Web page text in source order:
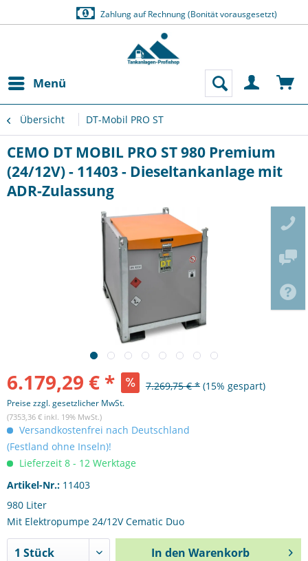
Zahlung auf Rechnung (Bonität vorausgesetzt)
Menü
Übersicht DT-Mobil PRO ST
CEMO DT MOBIL PRO ST 980 Premium
(24/12V) - 11403 - Dieseltankanlage mit
ADR-Zulassung
6.179,29 € * 7.269,75 € * (15% gespart)
Preise zzgl. gesetzlicher MwSt.
(7353,36 € inkl. 19% MwSt.)
Versandkostenfrei nach Deutschland
(Festland ohne Inseln)!
Lieferzeit 8 - 12 Werktage
Artikel-Nr.: 11403
980 Liter
Mit Elektropumpe 24/12V Cematic Duo
In den Warenkorb